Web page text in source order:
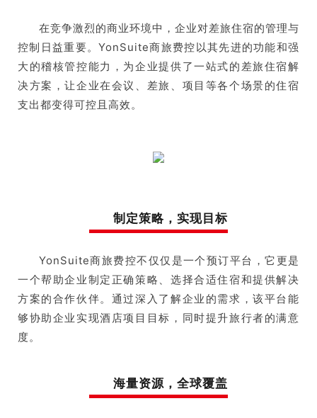
在竞争激烈的商业环境中，企业对差旅住宿的管理与
控制日益重要。YonSuite商旅费控以其先进的功能和强
大的稽核管控能力，为企业提供了一站式的差旅住宿解
决方案，让企业在会议、差旅、项目等各个场景的住宿
支出都变得可控且高效。
制定策略，实现目标
YonSuite商旅费控不仅仅是一个预订平台，它更是
一个帮助企业制定正确策略、选择合适住宿和提供解决
方案的合作伙伴。通过深入了解企业的需求，该平台能
够协助企业实现酒店项目目标，同时提升旅行者的满意
度。
海量资源，全球覆盖